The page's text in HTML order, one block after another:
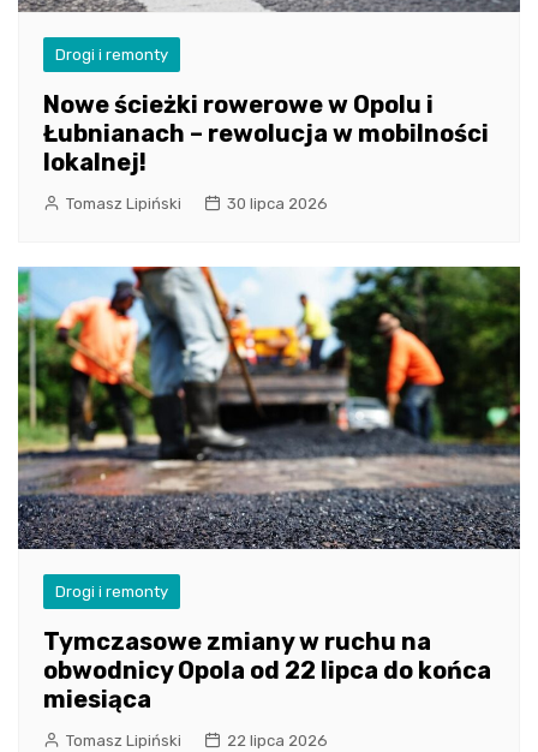
Drogi i remonty
Nowe ścieżki rowerowe w Opolu i
Łubnianach – rewolucja w mobilności
lokalnej!
Tomasz Lipiński 30 lipca 2026
Drogi i remonty
Tymczasowe zmiany w ruchu na
obwodnicy Opola od 22 lipca do końca
miesiąca
Tomasz Lipiński 22 lipca 2026